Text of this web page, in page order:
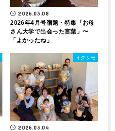
2026.03.08
2026年4月号宿題・特集「お母
さん大学で出会った言葉」〜
「よかったね」
イクシモ
2026.03.04